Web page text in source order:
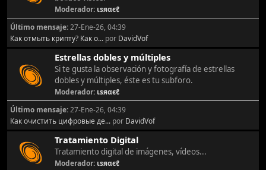
Moderador: ιѕяαєℓ
Último mensaje:27-Ene-26, 04:39
Как отмыть крипту? Как о... por DavidVof
Estrellas dobles y múltiples
Si te gusta la observación y fotografía de estrellas
dobles y múltiples, éste es tu subforo.
Moderador: ιѕяαєℓ
Último mensaje:27-Ene-26, 04:39
Как очистить цифровые де... por DavidVof
Tratamiento Digital
Tratamiento digital de imágenes, vídeos...
Moderador: ιѕяαєℓ